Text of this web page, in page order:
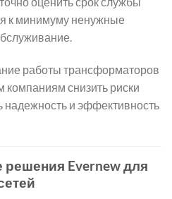
к минимуму ненужные
работы трансформаторов
компаниям снизить риски
надежность и эффективность
Evernew для